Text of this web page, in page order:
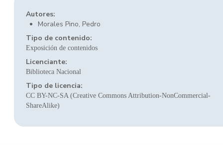
Autores:
Morales Pino, Pedro
Tipo de contenido:
Exposición de contenidos
Licenciante:
Biblioteca Nacional
Tipo de licencia:
CC BY-NC-SA (Creative Commons Attribution-NonCommercial-
ShareAlike)